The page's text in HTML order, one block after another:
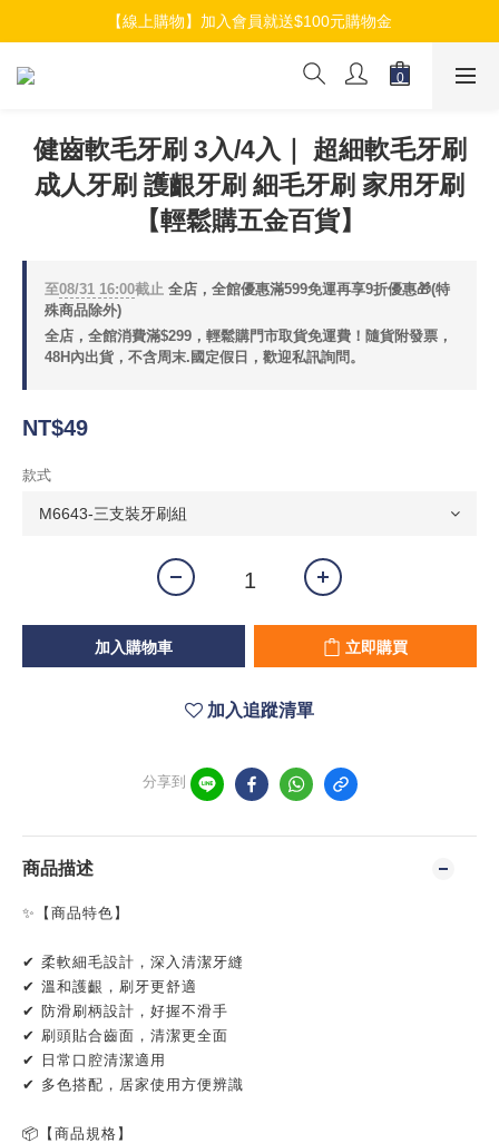
【線上購物】加入會員就送$100元購物金
【線上購物】加入會員就送$100元購物金
【線上購物】介紹好友加入會員再拿$50折扣金
健齒軟毛牙刷 3入/4入｜ 超細軟毛牙刷
成人牙刷 護齦牙刷 細毛牙刷 家用牙刷
【輕鬆購五金百貨】
至08/31 16:00截止 全店，全館優惠滿599免運再享9折優惠🎁(特
殊商品除外)
全店，全館消費滿$299，輕鬆購門市取貨免運費！隨貨附發票，
48H內出貨，不含周末.國定假日，歡迎私訊詢問。
NT$49
款式
加入購物車 立即購買
加入追蹤清單
分享到
商品描述
✨【商品特色】
✔ 柔軟細毛設計，深入清潔牙縫
✔ 溫和護齦，刷牙更舒適
✔ 防滑刷柄設計，好握不滑手
✔ 刷頭貼合齒面，清潔更全面
✔ 日常口腔清潔適用
✔ 多色搭配，居家使用方便辨識
📦【商品規格】